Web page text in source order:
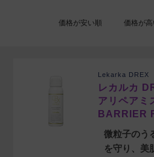
価格が安い順 価格が高
Lekarka DREX
レカルカ
アリペアミ
BARRIER
微粒子のう
を守り、美